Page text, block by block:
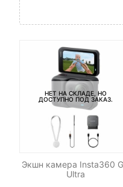
НЕТ НА СКЛАДЕ, НО
ДОСТУПНО ПОД ЗАКАЗ.
Экшн камера Insta360
Ultra